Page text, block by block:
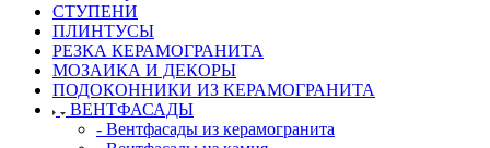
СТУПЕНИ
ПЛИНТУСЫ
РЕЗКА КЕРАМОГРАНИТА
МОЗАИКА И ДЕКОРЫ
ПОДОКОННИКИ ИЗ КЕРАМОГРАНИТА
ВЕНТФАСАДЫ
- Вентфасады из керамогранита